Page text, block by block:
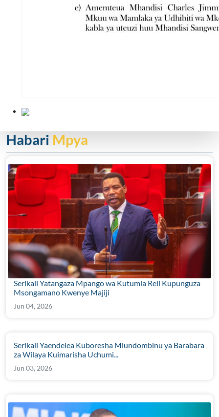
Habari Mpya
Serikali Yatangaza Mpango wa Kutumia Reli Kupunguza
Msongamano Kwenye Majiji
Jun 04, 2026
Serikali Yaendelea Kuboresha Miundombinu ya Barabara
za Wilaya Kuimarisha Uchumi...
Jun 03, 2026